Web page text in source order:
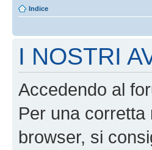
Indice
I NOSTRI
Accedendo al
Per una
browser, si